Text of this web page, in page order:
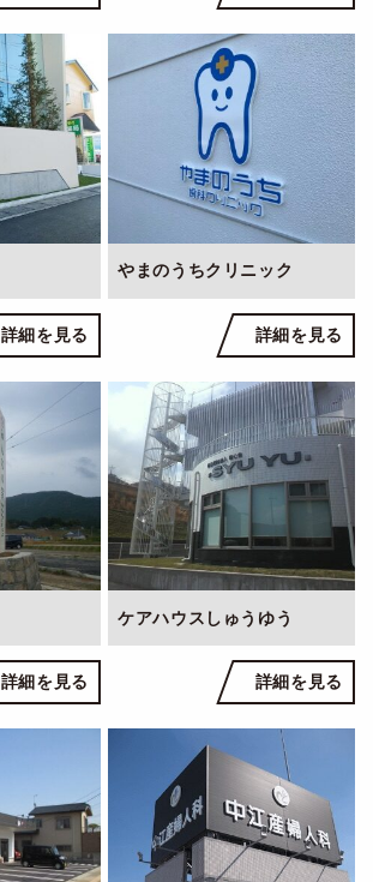
詳細を見る
やまのうちクリニック
詳細を見る
詳細を見る
ケアハウスしゅうゆう
詳細を見る